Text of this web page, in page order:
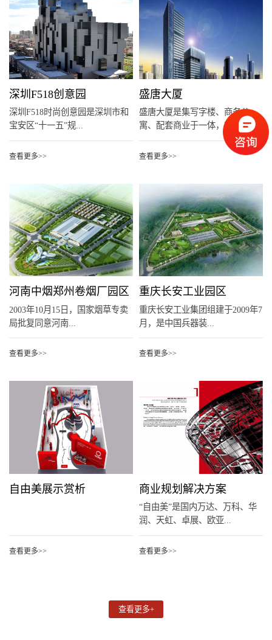
深圳F518创意园
深圳F518时尚创意园是深圳市和
宝安区“十一五”规...
查看更多>>
盛唐大厦
盛唐大厦是集写字楼、商务公
寓、配套商业于一体，定位...
查看更多>>
河南中烟郑州卷烟厂园区
2003年10月15日，国家烟草专卖
局批复同意河南...
查看更多>>
重庆长安工业园区
重庆长安工业集团组建于2009年7
月，是中国兵器装...
查看更多>>
自由美展示赏析
查看更多>>
商业规划解决方案
“自由美”是国内万达、万科、华
润、天虹、卓展、欧亚...
查看更多>>